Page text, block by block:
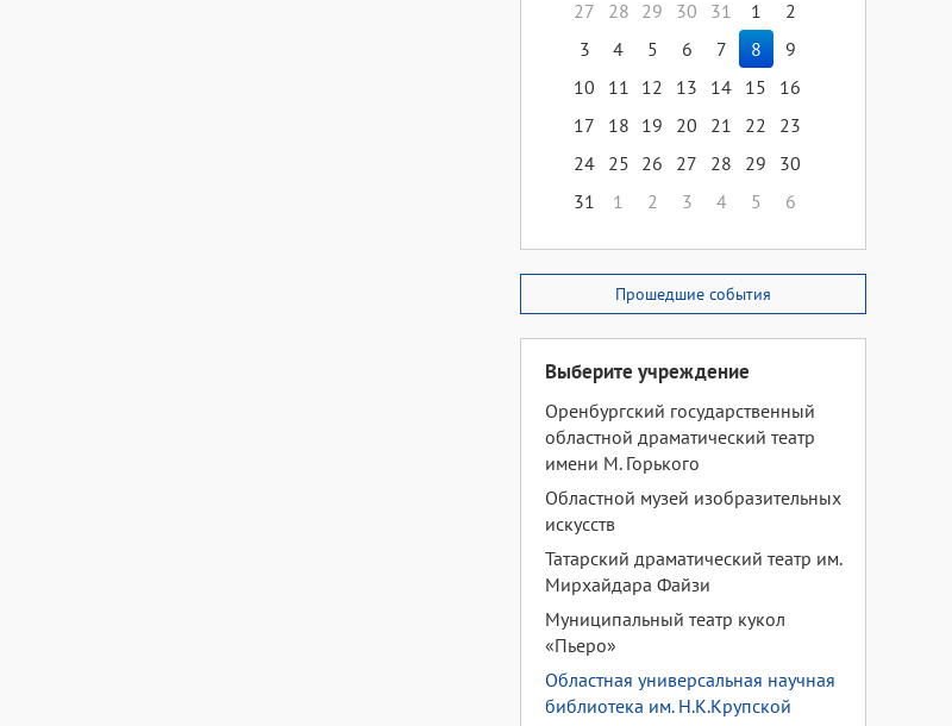
27
28 29 30 31 1
2
3
4 5 6 7 8
9
10
11 12 13 14 15
16
17
18 19 20 21 22
23
24 25 26 27 28 29
30
31
1 2 3 4 5 6
Прошедшие события
Выберите учреждение
Оренбургский государственный
областной драматический театр
имени М. Горького
Областной музей изобразительных
искусств
Татарский драматический театр им.
Мирхайдара Файзи
Муниципальный театр кукол
«Пьеро»
Областная универсальная научная
библиотека им. Н.К.Крупской